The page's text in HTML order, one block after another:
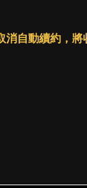
消自動續約，將